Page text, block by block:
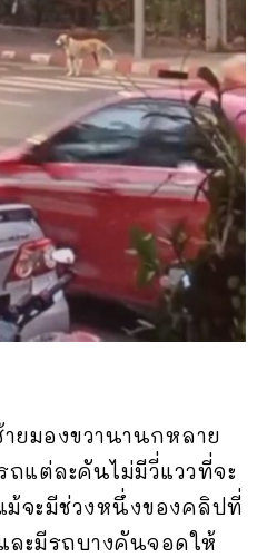
ยมองขวานานกหลาย
ถแต่ละคันไม่มีวี่แววที่จะ
จะมีช่วงหนึ่งของคลิปที่
ะมีรถบางคันจอดให้